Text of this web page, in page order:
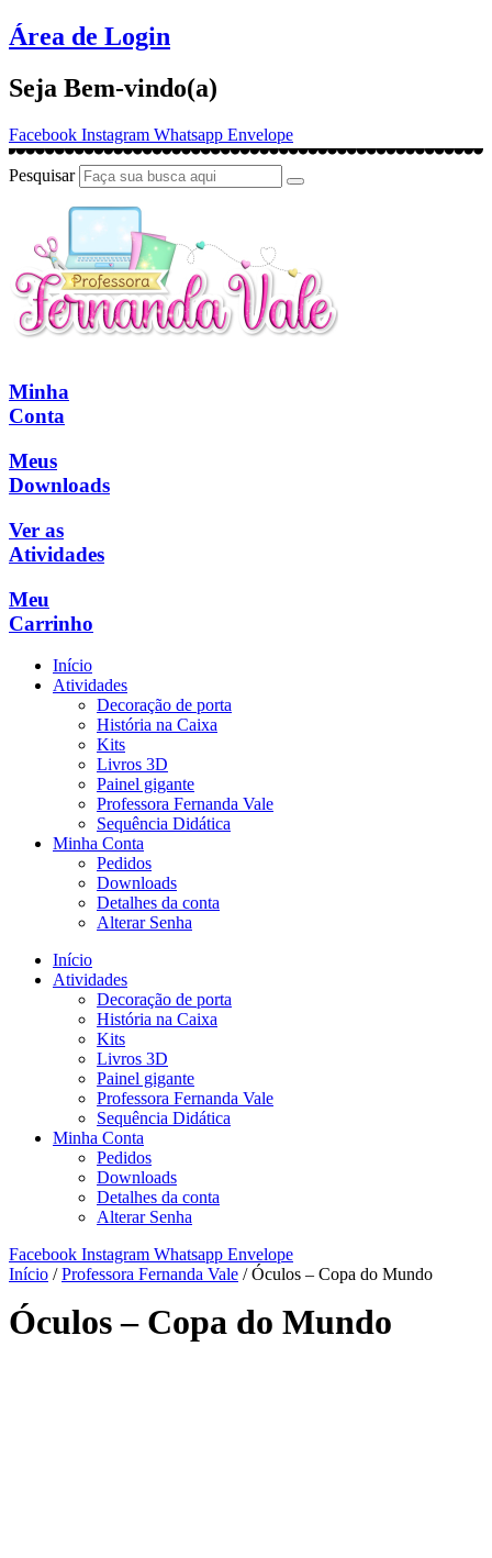
Ir
para
conteúdo
Área de Login
Seja Bem-vindo(a)
Facebook Instagram Whatsapp Envelope
Pesquisar
Minha
Conta
Meus
Downloads
Ver as
Atividades
Meu
Carrinho
Início
Atividades
Decoração de porta
História na Caixa
Kits
Livros 3D
Painel gigante
Professora Fernanda Vale
Sequência Didática
Minha Conta
Pedidos
Downloads
Detalhes da conta
Alterar Senha
Início
Atividades
Decoração de porta
História na Caixa
Kits
Livros 3D
Painel gigante
Professora Fernanda Vale
Sequência Didática
Minha Conta
Pedidos
Downloads
Detalhes da conta
Alterar Senha
Facebook Instagram Whatsapp Envelope
Início /Professora Fernanda Vale / Óculos – Copa do Mundo
Óculos – Copa do Mundo